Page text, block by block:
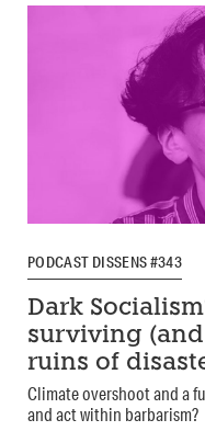
PODCAST DISSENS #343
Dark
surviving
ruins of
Climate overshoot and a
and act within barbarism?